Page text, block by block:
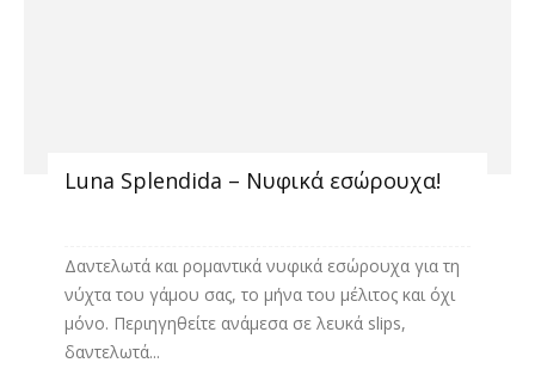
Luna Splendida – Νυφικά εσώρουχα!
Δαντελωτά και ρομαντικά νυφικά εσώρουχα για τη
νύχτα του γάμου σας, το μήνα του μέλιτος και όχι
μόνο. Περιηγηθείτε ανάμεσα σε λευκά slips,
δαντελωτά...